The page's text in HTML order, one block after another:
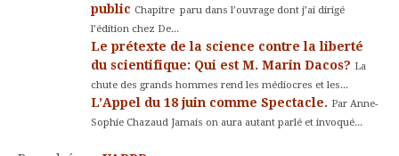
public Chapitre paru dans l’ouvrage dont j’ai dirigé
l’édition chez De...
Le prétexte de la science contre la liberté
du scientifique: Qui est M. Marin Dacos? La
chute des grands hommes rend les médiocres et les...
L’Appel du 18 juin comme Spectacle. Par Anne-
Sophie Chazaud Jamais on aura autant parlé et invoqué...